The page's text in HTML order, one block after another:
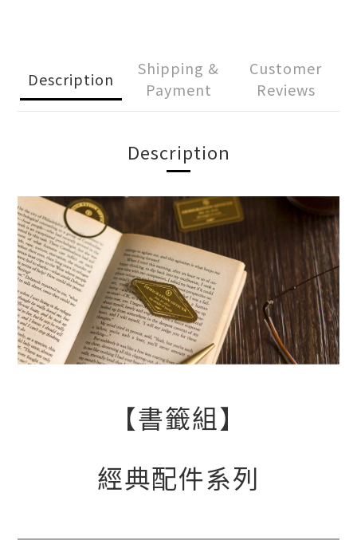
Description
Shipping &
Payment
Customer
Reviews
Description
【書籤組】
經典配件系列